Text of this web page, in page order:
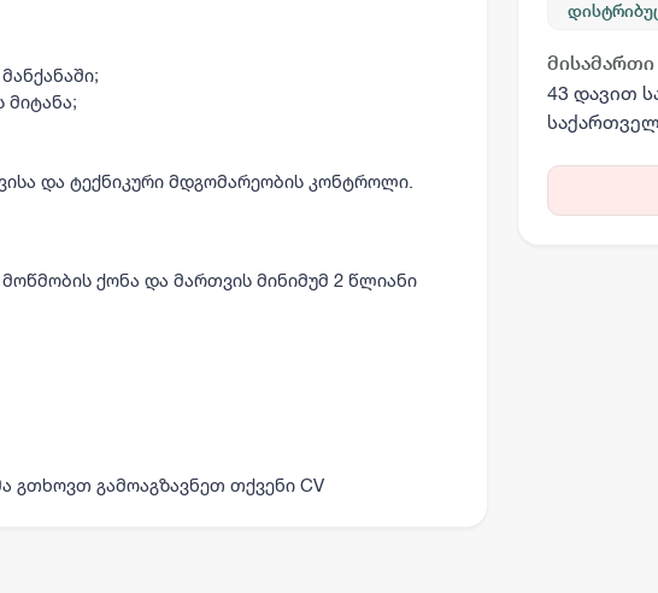
მიტანა;
და ტექნიკური მდგომარეობის კონტროლი.
ქონა და მართვის მინიმუმ 2 წლიანი
გთხოვთ გამოაგზავნეთ თქვენი CV
მისამართი
43 დავით